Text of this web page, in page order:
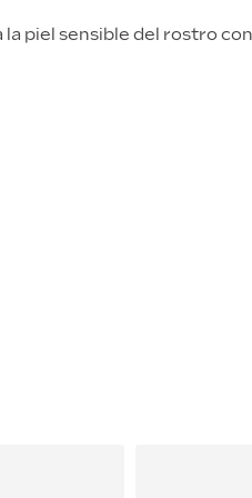
piel sensible del rostro con